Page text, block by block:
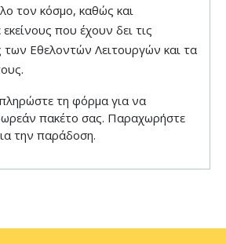
τον κόσμο, καθώς και
που έχουν δει τις
των Εθελοντών Λειτουργών και τα
τη φόρμα για να
πακέτο σας. Παραχωρήστε
την παράδοση.